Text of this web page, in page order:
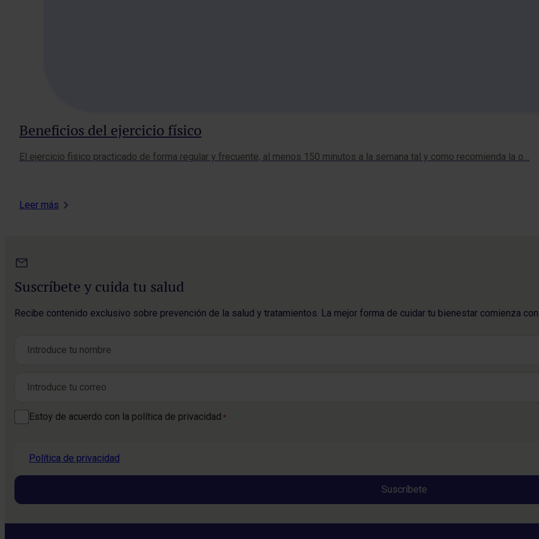
Beneficios del ejercicio físico
El ejercicio fisico practicado de forma regular y frecuente, al menos 150 minutos a la semana tal y como recomienda la o…
Leer más
Suscríbete y cuida tu salud
Recibe contenido exclusivo sobre prevención de la salud y tratamientos. La mejor forma de cuidar tu bienestar comienza
Consentimiento *
Estoy de acuerdo con la política de privacidad *
Política de privacidad